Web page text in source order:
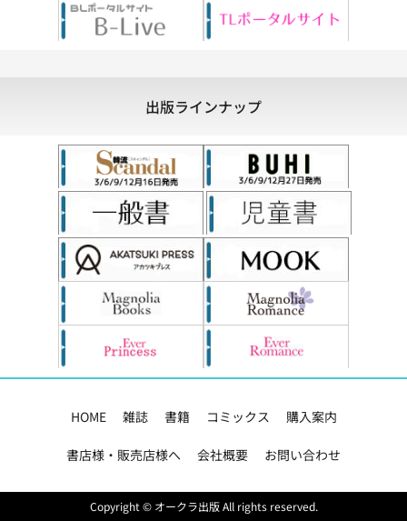
出版ラインナップ
HOME 雑誌 書籍 コミックス 購入案内
書店様・販売店様へ 会社概要 お問い合わせ
Copyright © オークラ出版 All rights reserved.